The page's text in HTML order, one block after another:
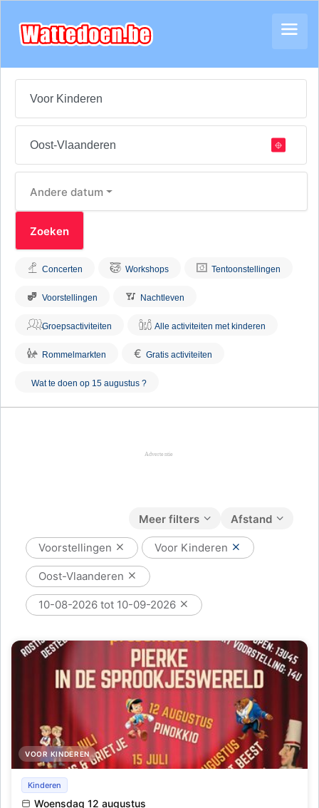
Andere datum
Concerten Workshops Tentoonstellingen
Voorstellingen Nachtleven
Groepsactiviteiten Alle activiteiten met kinderen
Rommelmarkten € Gratis activiteiten
Wat te doen op 15 augustus ?
Afstand
Meer filters
Voorstellingen Voor Kinderen
Oost-Vlaanderen
10-08-2026 tot 10-09-2026
VOOR KINDEREN
Pierke en 'Pinokkio'
Kinderen
Woensdag 12 augustus